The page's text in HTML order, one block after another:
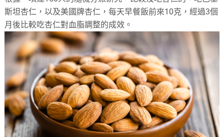
斯坦杏仁，以及美國牌杏仁，每天早餐飯前來10克，經過3個
月後比較吃杏仁對血脂調整的成效。